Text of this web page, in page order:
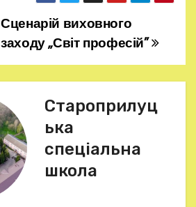
Сценарій виховного
заходу „Світ професій”
Староприлуц
ька
спеціальна
школа